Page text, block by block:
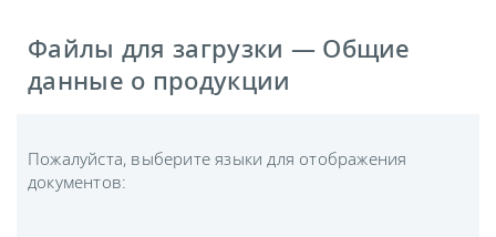
Файлы для загрузки — Общие
данные о продукции
Пожалуйста, выберите языки для отображения
документов: